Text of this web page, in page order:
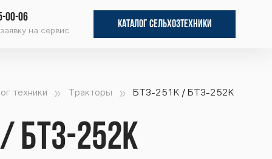
00-06
на сервис
КАТАЛОГ СЕЛЬХОЗТЕХНИКИ
техники Тракторы БТЗ-251К / БТЗ-252К
БТЗ-252К